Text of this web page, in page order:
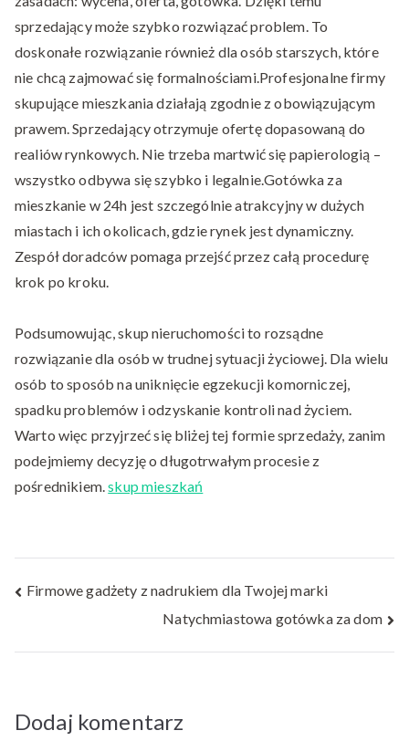
sprzedający może szybko rozwiązać problem. To
doskonałe rozwiązanie również dla osób starszych, które
nie chcą zajmować się formalnościami.Profesjonalne firmy
skupujące mieszkania działają zgodnie z obowiązującym
prawem. Sprzedający otrzymuje ofertę dopasowaną do
realiów rynkowych. Nie trzeba martwić się papierologią –
wszystko odbywa się szybko i legalnie.Gotówka za
mieszkanie w 24h jest szczególnie atrakcyjny w dużych
miastach i ich okolicach, gdzie rynek jest dynamiczny.
Zespół doradców pomaga przejść przez całą procedurę
krok po kroku.
Podsumowując, skup nieruchomości to rozsądne
rozwiązanie dla osób w trudnej sytuacji życiowej. Dla wielu
osób to sposób na uniknięcie egzekucji komorniczej,
spadku problemów i odzyskanie kontroli nad życiem.
Warto więc przyjrzeć się bliżej tej formie sprzedaży, zanim
podejmiemy decyzję o długotrwałym procesie z
pośrednikiem.skup mieszkań
Nawigacja
Firmowe gadżety z nadrukiem dla Twojej marki
Natychmiastowa gotówka za dom
Dodaj komentarz